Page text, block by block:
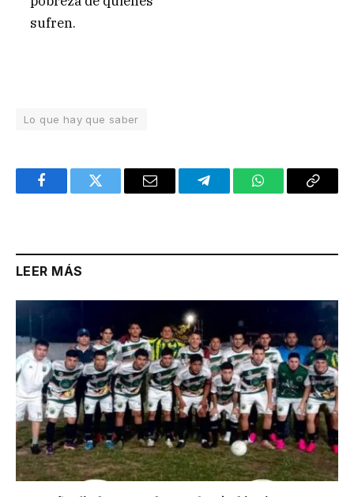
sufren.
Lo que hay que saber
FacebookTwitter Email TelegramWhatsAppCopy
LEER MÁS